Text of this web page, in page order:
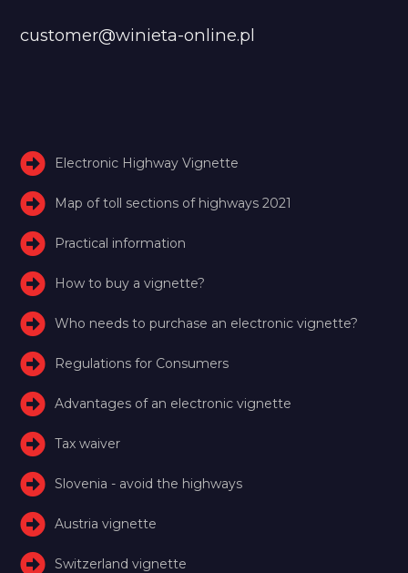
customer@winieta-online.pl
Electronic Highway Vignette
Map of toll sections of highways 2021
Practical information
How to buy a vignette?
Who needs to purchase an electronic vignette?
Regulations for Consumers
Advantages of an electronic vignette
Tax waiver
Slovenia - avoid the highways
Austria vignette
Switzerland vignette